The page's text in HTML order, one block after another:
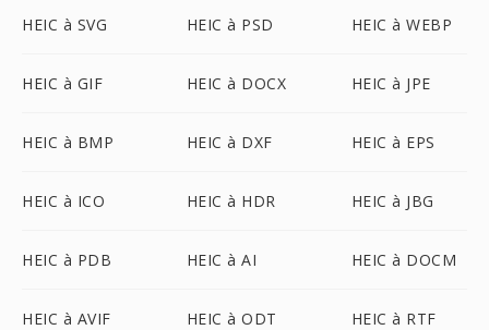
HEIC à SVG HEIC à PSD HEIC à WEBP
HEIC à GIF HEIC à DOCX HEIC à JPE
HEIC à BMP HEIC à DXF HEIC à EPS
HEIC à ICO HEIC à HDR HEIC à JBG
HEIC à PDB HEIC à AI HEIC à DOCM
HEIC à AVIF HEIC à ODT HEIC à RTF